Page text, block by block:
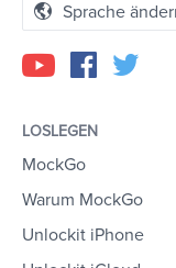
Sprache
LOSLEGEN
MockGo
Warum MockGo
Unlockit iPhone